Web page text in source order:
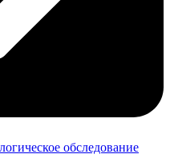
обследование